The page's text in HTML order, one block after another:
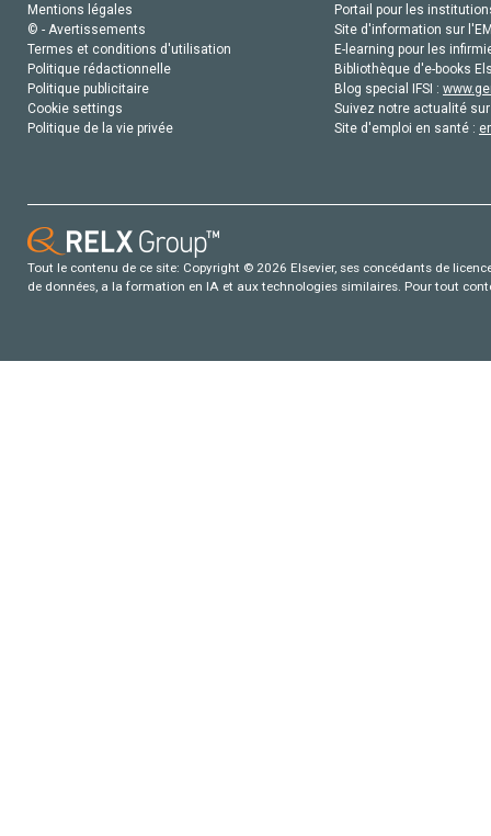
Mentions légales
© - Avertissements
Termes et conditions d'utilisation
Politique rédactionnelle
Politique publicitaire
Cookie settings
Politique de la vie privée
Portail pour les
Site d'information sur
E-learning pour les
Bibliothèque d'e-books
Blog special IFSI :
Suivez notre actualité
Site d'emploi en santé :
Tout le contenu de ce site: Copyright © 2026 Elsevier, ses concédants de
de données, a la formation en IA et aux technologies similaires. Pour tout